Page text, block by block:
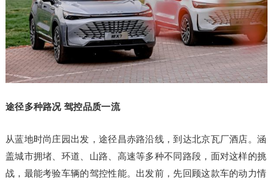
途径多种路况 驾控品质一流
从蓝地时尚庄园出发，途径昌赤路沿线，到达北京瓦厂酒店。涵
盖城市拥堵、环道、山路、高速等多种不同路段，面对这样的挑
战，最能考验车辆的驾控性能。出发前，先回顾这款车的动力情